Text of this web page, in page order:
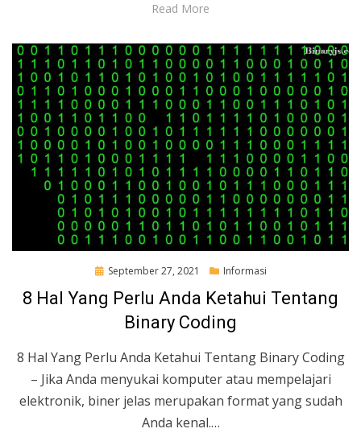
Read More
Posted
September 27, 2021 Informasi
8 Hal Yang Perlu Anda Ketahui Tentang
Binary Coding
8 Hal Yang Perlu Anda Ketahui Tentang Binary Coding
– Jika Anda menyukai komputer atau mempelajari
elektronik, biner jelas merupakan format yang sudah
Anda kenal.…